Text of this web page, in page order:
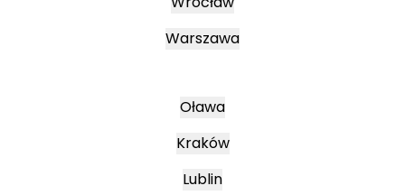
Warszawa
Oława
Kraków
Lublin